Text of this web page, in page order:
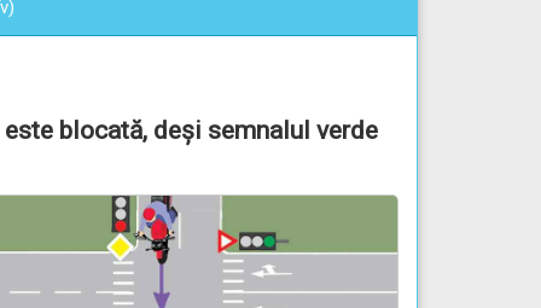
blocată, deşi semnalul verde